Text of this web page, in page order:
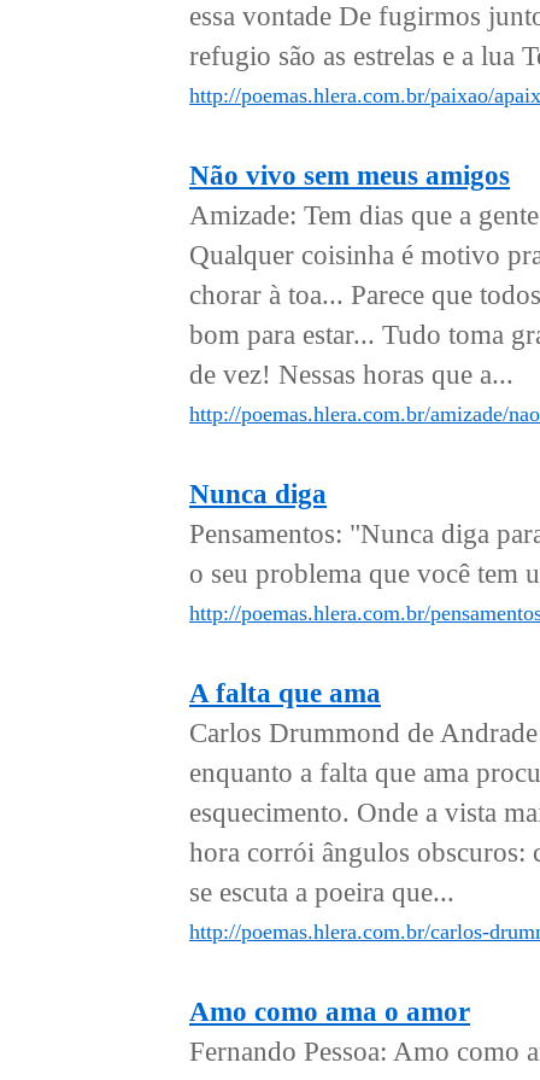
essa vontade De fugirmos
refugio são as estrelas e a lua
http://poemas.hlera.com.br/paixao/
Não vivo sem meus amigos
Amizade: Tem dias que a
Qualquer coisinha é motivo
chorar à toa... Parece que
bom para estar... Tudo toma
de vez! Nessas horas que a...
http://poemas.hlera.com.br/amizade/
Nunca diga
Pensamentos: "Nunca diga
o seu problema que você tem
http://poemas.hlera.com.br/
A falta que ama
Carlos Drummond de
enquanto a falta que ama
esquecimento. Onde a vista
hora corrói ângulos obscuros:
se escuta a poeira que...
http://poemas.hlera.com.br/carlos-
Amo como ama o amor
Fernando Pessoa: Amo como